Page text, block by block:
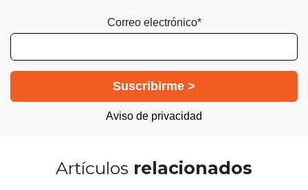
Correo electrónico*
Aviso de privacidad
Artículos relacionados